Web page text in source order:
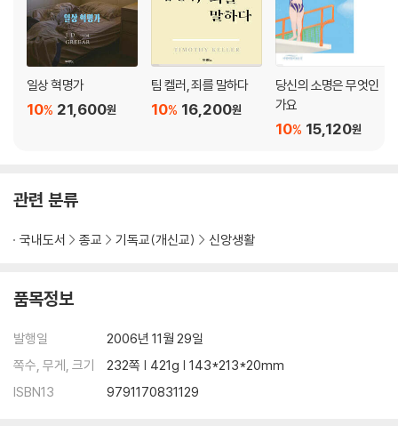
일상 혁명가
21,600원
10%
팀 켈러, 죄를 말하다
16,200원
10%
당신의 소명은 무엇인
가요
15,120원
10%
관련 분류
국내도서 종교 기독교(개신교) 신앙생활
품목정보
발행일
2006년 11월 29일
쪽수, 무게, 크기
232쪽 | 421g | 143*213*20mm
ISBN13
9791170831129